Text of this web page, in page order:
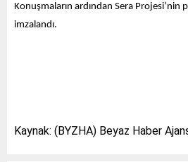
Konuşmaların ardından Sera
imzalandı.
Kaynak: (BYZHA) Beyaz Haber